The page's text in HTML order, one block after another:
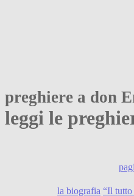
preghiere a don
leggi le
la biografia “Il